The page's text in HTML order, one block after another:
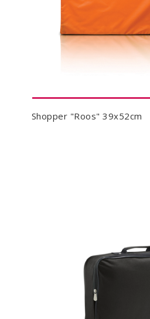
Shopper "Roos" 39x52cm